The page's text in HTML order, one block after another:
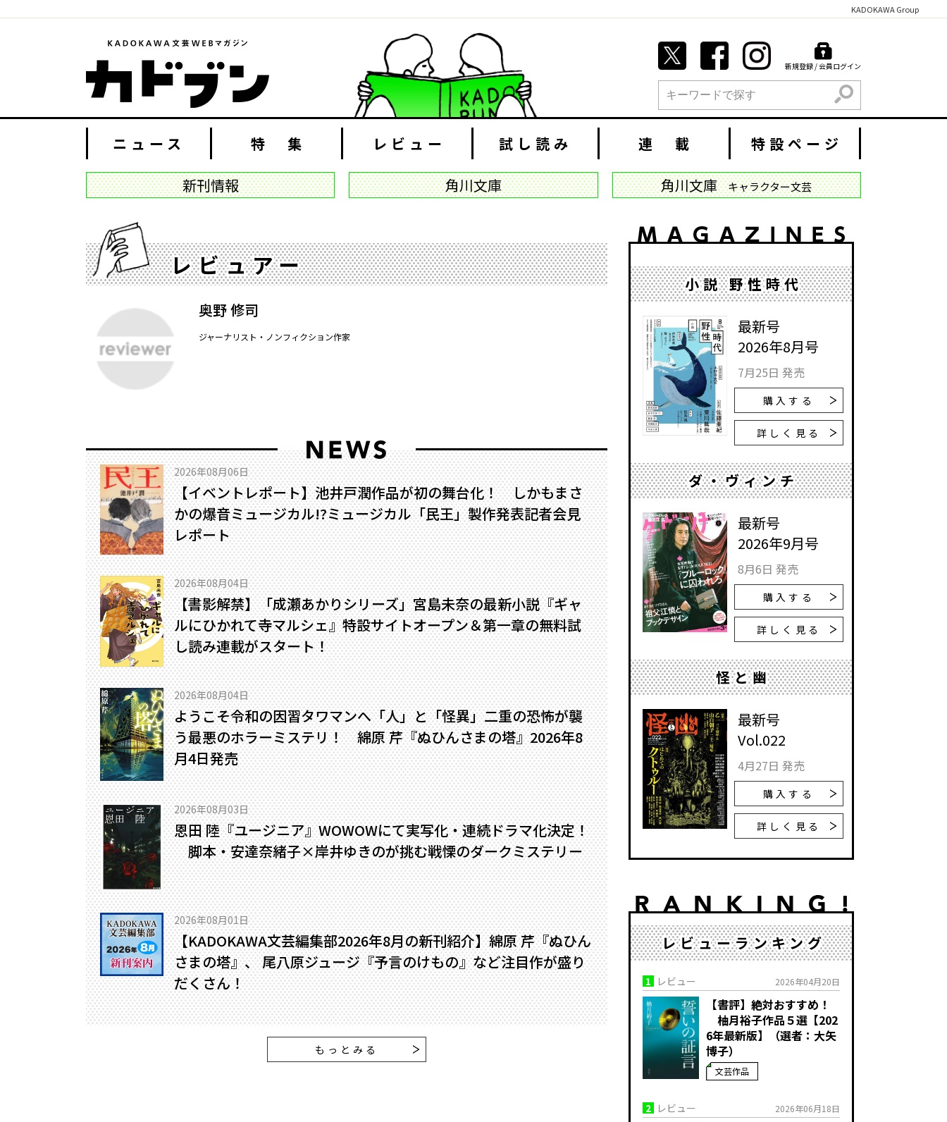
KADOKAWA Group
新規登録 / 会員ログイン
検索
ニュース 特 集 レビュー 試し読み 連 載 特設ページ
新刊情報 角川文庫 角川文庫 キャラクター文芸
レビュアー
奥野 修司
ジャーナリスト・ノンフィクション作家
2026年08月06日
【イベントレポート】池井戸潤作品が初の舞台化！ しかもまさ
かの爆音ミュージカル!?――ミュージカル「民王」製作発表記者会見
レポート
2026年08月04日
【書影解禁】「成瀬あかりシリーズ」宮島未奈の最新小説『ギャ
ルにひかれて寺マルシェ』特設サイトオープン＆第一章の無料試
し読み連載がスタート！
2026年08月04日
ようこそ令和の因習タワマンへ――「人」と「怪異」二重の恐怖が襲
う最悪のホラーミステリ！ 綿原 芹『ぬひんさまの塔』2026年8
月4日発売
2026年08月03日
恩田 陸『ユージニア』WOWOWにて実写化・連続ドラマ化決定！
脚本・安達奈緒子×岸井ゆきのが挑む戦慄のダークミステリー
2026年08月01日
【KADOKAWA文芸編集部2026年8月の新刊紹介】綿原 芹『ぬひん
さまの塔』、 尾八原ジュージ『予言のけもの』など注目作が盛り
だくさん！
もっとみる
小説 野性時代
最新号
2026年8月号
7月25日 発売
購入する
詳しく見る
ダ・ヴィンチ
最新号
2026年9月号
8月6日 発売
購入する
詳しく見る
怪と幽
最新号
Vol.022
4月27日 発売
購入する
詳しく見る
レビューランキング
1 レビュー 2026年04月20日
【書評】絶対おすすめ！
柚月裕子作品５選【202
6年最新版】（選者：大矢
博子）
文芸作品
2 レビュー 2026年06月18日